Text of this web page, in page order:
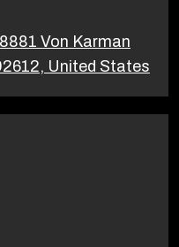
Von Karman
United States